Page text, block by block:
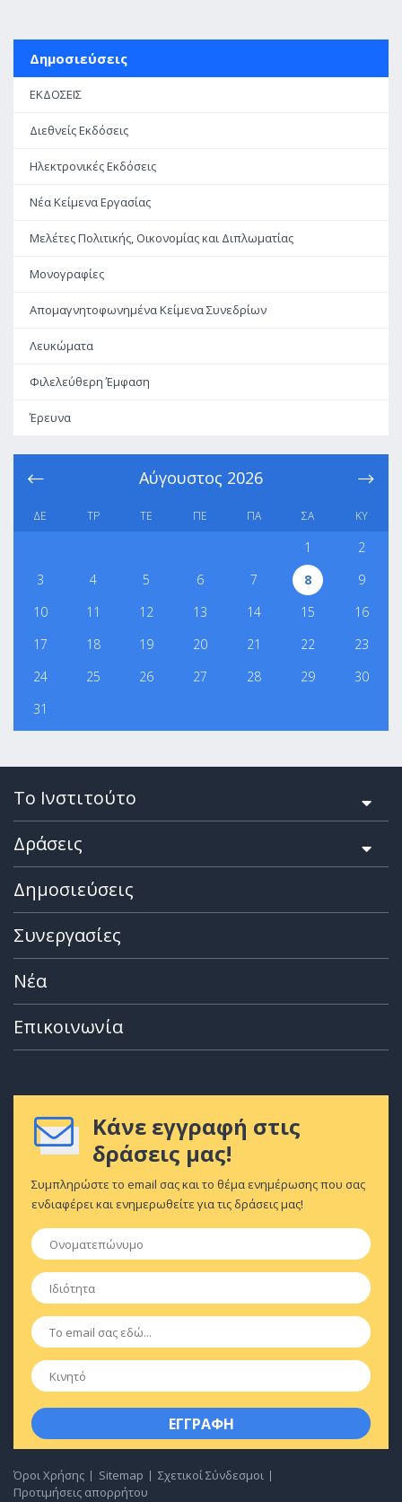
Δημοσιεύσεις
ΕΚΔΟΣΕΙΣ
Διεθνείς Εκδόσεις
Ηλεκτρονικές Εκδόσεις
Νέα Κείμενα Εργασίας
Μελέτες Πολιτικής, Οικονομίας και Διπλωματίας
Μονογραφίες
Απομαγνητοφωνημένα Κείμενα Συνεδρίων
Λευκώματα
Φιλελεύθερη Έμφαση
Έρευνα
Αύγουστος 2026
ΔΕ ΤΡ ΤΕ ΠΕ ΠΑ ΣΑ ΚΥ
1
2
3
4 5 6 7 8
9
10
11 12 13 14 15
16
17
18 19 20 21 22
23
24
25 26 27 28 29
30
31
Το Ινστιτούτο
Δράσεις
Δημοσιεύσεις
Συνεργασίες
Νέα
Επικοινωνία
Κάνε εγγραφή στις
δράσεις μας!
Συμπληρώστε το email σας και το θέμα ενημέρωσης που σας
ενδιαφέρει και ενημερωθείτε για τις δράσεις μας!
Ονοματεπώνυμο
Ιδιότητα
Email
Κινητό
Όροι Χρήσης Sitemap
Σχετικοί Σύνδεσμοι
Προτιμήσεις απορρήτου